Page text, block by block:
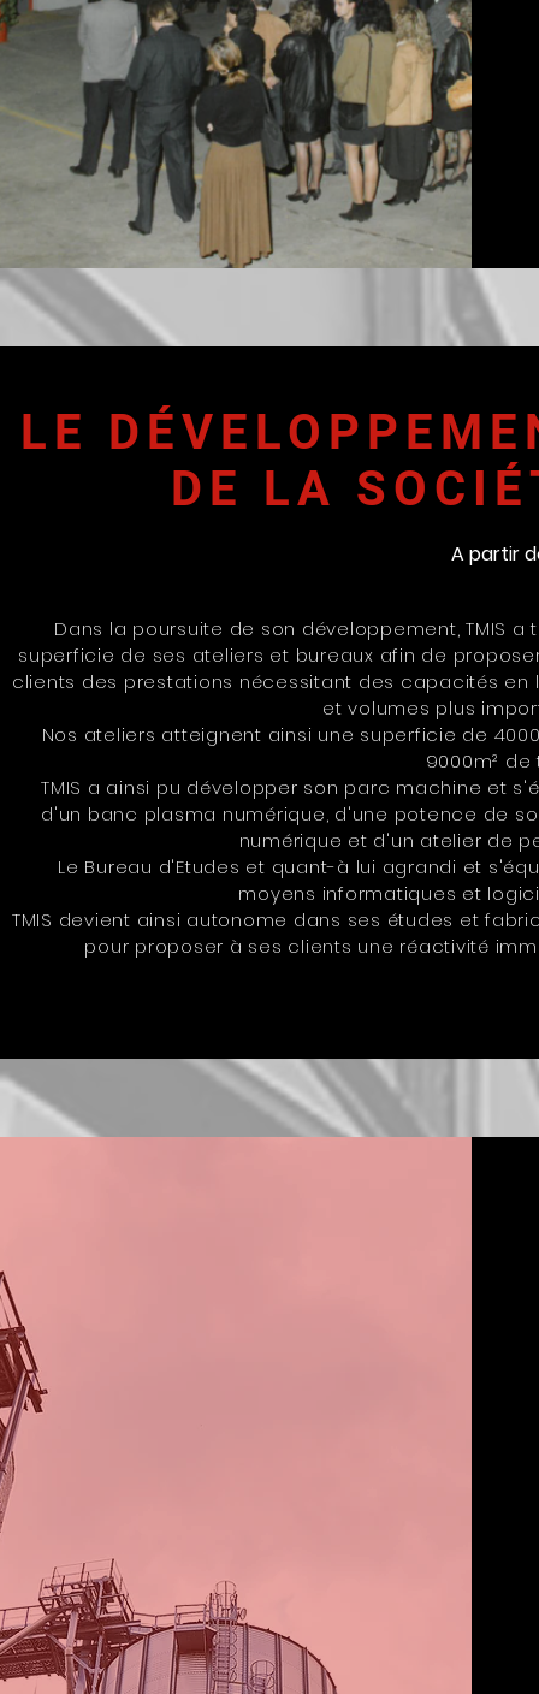
LE
DE LA
A partir
Dans la poursuite de son développement, TMIS a
superficie de ses ateliers et bureaux afin de
clients des prestations nécessitant des capacités en
et volumes plus
Nos ateliers atteignent ainsi une superficie de
9000m² de
TMIS a ainsi pu développer son parc machine et
d'un banc plasma numérique, d'une potence de
numérique et d'un atelier de
Le Bureau d'Etudes et quant-à lui agrandi et
moyens informatiques et
TMIS devient ainsi autonome dans ses études et
pour proposer à ses clients une réactivité